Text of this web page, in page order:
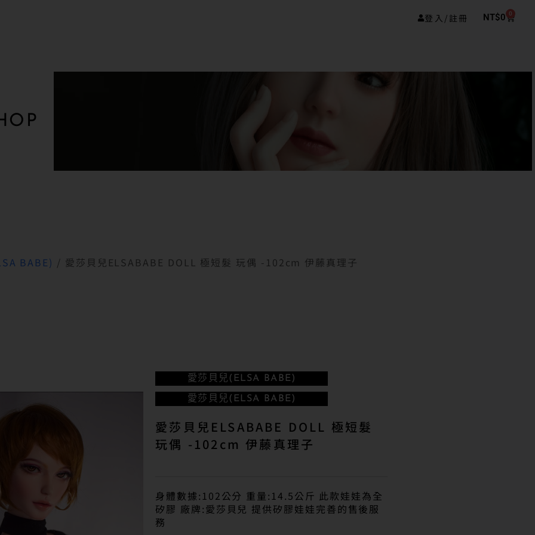
登入/註冊 NT$0 0
BABE) / 愛莎貝兒ELSABABE DOLL 極短髮 玩偶 -102cm 伊藤真理子
愛莎貝兒(ELSA BABE)
愛莎貝兒(ELSA BABE)
愛莎貝兒ELSABABE DOLL 極短髮
玩偶 -102cm 伊藤真理子
身體數據:102公分 重量:14.5公斤 此款娃娃為全
矽膠 廠牌:愛莎貝兒 提供矽膠娃娃完善的售後服
務